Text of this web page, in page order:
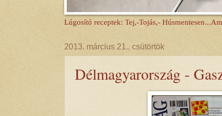
Lúgosító receptek: Tej,-Tojás,-
2013. március 21., csütörtök
Délmagyarország -